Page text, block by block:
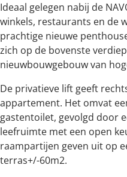
Ideaal gelegen nabij de
winkels, restaurants en de
prachtige nieuwe
zich op de bovenste
nieuwbouwgebouw van
De privatieve lift geeft
appartement. Het omvat
gastentoilet, gevolgd door
leefruimte met een open
raampartijen geven uit op
terras+/-60m2.